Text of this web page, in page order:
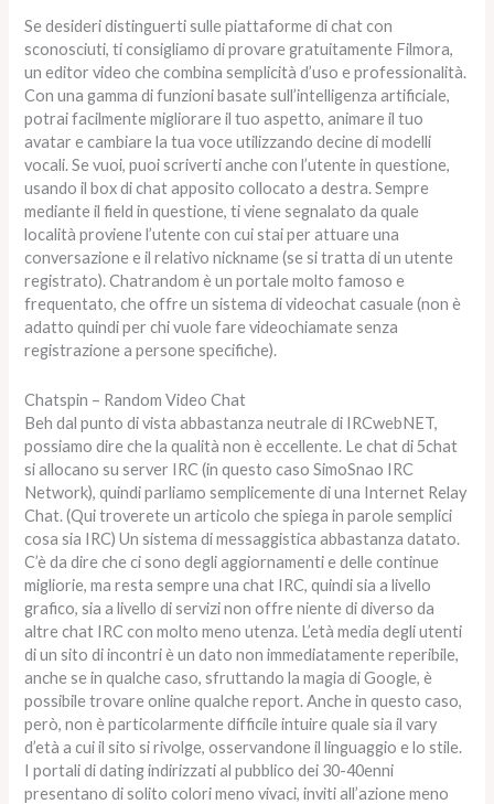
Se desideri distinguerti sulle piattaforme di chat con
sconosciuti, ti consigliamo di provare gratuitamente Filmora,
un editor video che combina semplicità d’uso e professionalità.
Con una gamma di funzioni basate sull’intelligenza artificiale,
potrai facilmente migliorare il tuo aspetto, animare il tuo
avatar e cambiare la tua voce utilizzando decine di modelli
vocali. Se vuoi, puoi scriverti anche con l’utente in questione,
usando il box di chat apposito collocato a destra. Sempre
mediante il field in questione, ti viene segnalato da quale
località proviene l’utente con cui stai per attuare una
conversazione e il relativo nickname (se si tratta di un utente
registrato). Chatrandom è un portale molto famoso e
frequentato, che offre un sistema di videochat casuale (non è
adatto quindi per chi vuole fare videochiamate senza
registrazione a persone specifiche).
Chatspin – Random Video Chat
Beh dal punto di vista abbastanza neutrale di IRCwebNET,
possiamo dire che la qualità non è eccellente. Le chat di 5chat
si allocano su server IRC (in questo caso SimoSnao IRC
Network), quindi parliamo semplicemente di una Internet Relay
Chat. (Qui troverete un articolo che spiega in parole semplici
cosa sia IRC) Un sistema di messaggistica abbastanza datato.
C’è da dire che ci sono degli aggiornamenti e delle continue
migliorie, ma resta sempre una chat IRC, quindi sia a livello
grafico, sia a livello di servizi non offre niente di diverso da
altre chat IRC con molto meno utenza. L’età media degli utenti
di un sito di incontri è un dato non immediatamente reperibile,
anche se in qualche caso, sfruttando la magia di Google, è
possibile trovare online qualche report. Anche in questo caso,
però, non è particolarmente difficile intuire quale sia il vary
d’età a cui il sito si rivolge, osservandone il linguaggio e lo stile.
I portali di dating indirizzati al pubblico dei 30-40enni
presentano di solito colori meno vivaci, inviti all’azione meno